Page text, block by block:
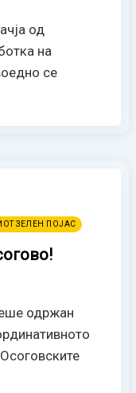
од
на
се
ЗЕЛЕН ПОЈАС
одржан